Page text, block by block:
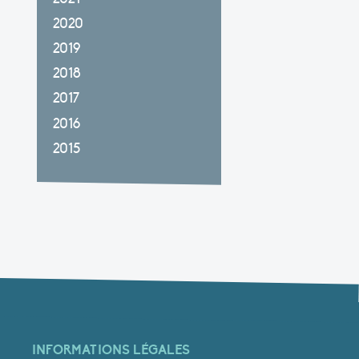
2020
2019
2018
2017
2016
2015
INFORMATIONS LÉGALES